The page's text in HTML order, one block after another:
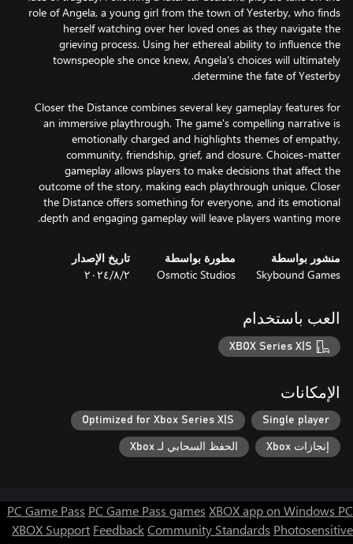
role of Angela, a young girl from the town of Yesterby, who finds
herself watching over her loved ones as they navigate the
grieving process. Using her ethereal ability to influence the
townspeople she once knew, Angela’s choices will ultimately
Closer the Distance combines several key gameplay features for
an immersive playthrough. The game's compelling narrative is
emotionally charged and highlights themes of empathy,
community, friendship, grief, and closure. Choices-matter
gameplay allows players to make decisions that affect the
outcome of the story, making each playthrough unique. Closer
the Distance offers something for everyone, and its emotional
depth and engaging gameplay will leave players wanting more.
منشور بواسطة
Skybound Games
مطورة بواسطة
Osmotic Studios
تاريخ الإصدار
٢‏/٨‏/٢٠٢٤
العب باستخدام
XBOX Series X|S
الإمكانات
Single player
Optimized for Xbox Series X|S
إنجازات Xbox الحفظ السحابي لـ Xbox
PC Game Pass PC Game Pass games XBOX app on Windows PC
XBOX Support FeedbackCommunity Standards Photosensitive